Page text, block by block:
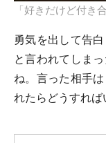
「好きだけど付き
勇気を出して告
と言われてしま
ね。言った相手
れたらどうすれば